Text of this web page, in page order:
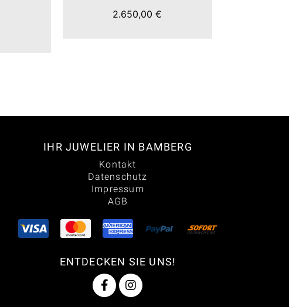
2.650,00 €
IHR JUWELIER IN BAMBERG
Kontakt
Datenschutz
Impressum
AGB
ENTDECKEN SIE UNS!